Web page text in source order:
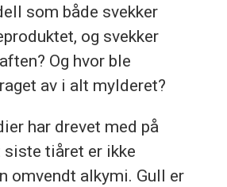
som både svekker
og svekker
Og hvor ble
av i alt mylderet?
har drevet med på
siste tiåret er ikke
omvendt alkymi. Gull er